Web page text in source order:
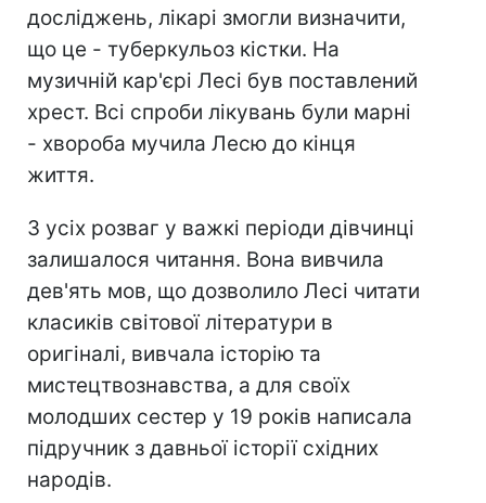
досліджень, лікарі змогли визначити,
що це - туберкульоз кістки. На
музичній кар'єрі Лесі був поставлений
хрест. Всі спроби лікувань були марні
- хвороба мучила Лесю до кінця
життя.
З усіх розваг у важкі періоди дівчинці
залишалося читання. Вона вивчила
дев'ять мов, що дозволило Лесі читати
класиків світової літератури в
оригіналі, вивчала історію та
мистецтвознавства, а для своїх
молодших сестер у 19 років написала
підручник з давньої історії східних
народів.